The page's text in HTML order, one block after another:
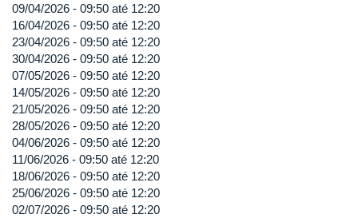
09/04/2026 - 09:50 até 12:20
16/04/2026 - 09:50 até 12:20
23/04/2026 - 09:50 até 12:20
30/04/2026 - 09:50 até 12:20
07/05/2026 - 09:50 até 12:20
14/05/2026 - 09:50 até 12:20
21/05/2026 - 09:50 até 12:20
28/05/2026 - 09:50 até 12:20
04/06/2026 - 09:50 até 12:20
11/06/2026 - 09:50 até 12:20
18/06/2026 - 09:50 até 12:20
25/06/2026 - 09:50 até 12:20
02/07/2026 - 09:50 até 12:20